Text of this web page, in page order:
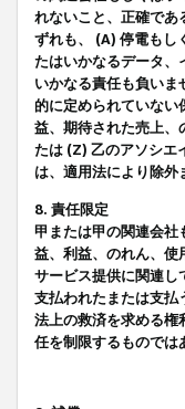
れないこと、正確であ
ずれも、 (A) 停電もし
たはいかなるデータ、
いかなる責任も負い
的に定められていな
益、期待された売上、
たは (Z) 乙のアソシエ
は、適用法により除
8. 責任限定
甲または甲の関連会社
益、利益、のれん、使
サービス提供に関連し
支払われたまたは支払
法上の救済を求める権
任を制限するものでは